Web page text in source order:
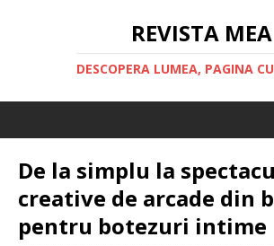
REVISTA MEA
DESCOPERA LUMEA, PAGINA
De la simplu la
creative de arcade din
pentru botezuri intime